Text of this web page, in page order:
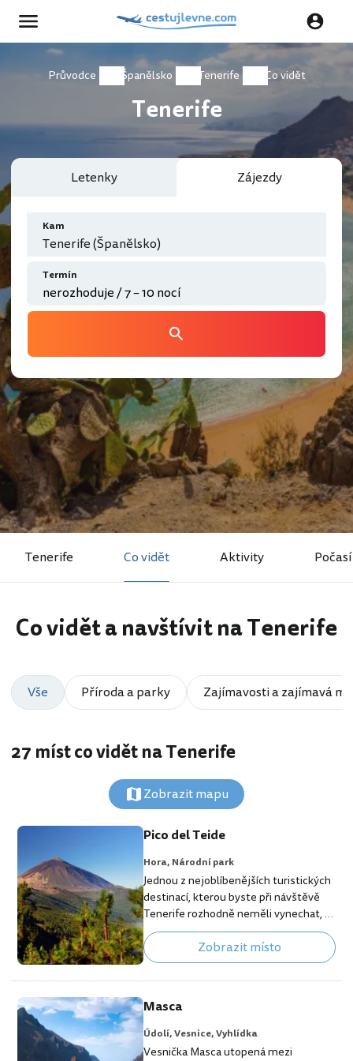
Průvodce Španělsko Tenerife Co vidět
Tenerife
Letenky Zájezdy
Kam
Tenerife (Španělsko)
Termín
Tenerife Co vidět Aktivity Počasí
Co vidět a navštívit na Tenerife
Vše Příroda a parky Zajímavosti a zajímavá
27 míst co vidět na Tenerife
Zobrazit mapu
Pico del Teide
Hora, Národní park
Jednou z nejoblíbenějších turistických
destinací, kterou byste při návštěvě
Tenerife rozhodně neměli vynechat, je
výšlap na nejvyšší horu Španělska,
Pico del Teide (3 718 m), která je
zároveň činnou sopkou a přírodním
symbolem celého ostrova. Věřte, že
nebudete litovat. Jedinečná měsíční
krajina plná lávových útvarů a siřičitých
pramenů stojí za zhlédnutí stejně jako
Zobrazit místo
Masca
Údolí,Vesnice,Vyhlídka
Vesnička Masca utopená mezi